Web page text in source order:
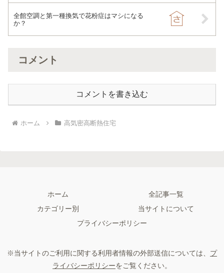
全館空調と第一種換気で花粉症はマシになる
か？
コメント
コメントを書き込む
ホーム 高気密高断熱住宅
ホーム
全記事一覧
カテゴリー別
当サイトについて
プライバシーポリシー
※当サイトのご利用に関する利用者情報の外部送信については、 プ
ライバシーポリシーをご覧ください。